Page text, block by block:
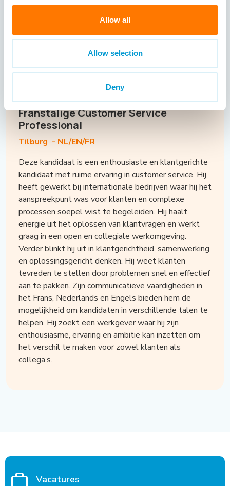
Allow all
Allow selection
Deny
de communicatie met klanten weet uit te dragen.
Momenteel is hij op zoek naar een nieuwe en
een internationaal georiënteerde organisatie.
Franstalige Customer Service
Professional
Tilburg - NL/EN/FR
Deze kandidaat is een enthousiaste en klantgerichte
kandidaat met ruime ervaring in customer service. Hij
heeft gewerkt bij internationale bedrijven waar hij het
aanspreekpunt was voor klanten en complexe
processen soepel wist te begeleiden. Hij haalt
energie uit het oplossen van klantvragen en werkt
graag in een open en collegiale werkomgeving.
Verder blinkt hij uit in klantgerichtheid, samenwerking
en oplossingsgericht denken. Hij weet klanten
tevreden te stellen door problemen snel en effectief
aan te pakken. Zijn communicatieve vaardigheden in
het Frans, Nederlands en Engels bieden hem de
mogelijkheid om kandidaten in verschillende talen te
helpen. Hij zoekt een werkgever waar hij zijn
enthousiasme, ervaring en ambitie kan inzetten om
het verschil te maken voor zowel klanten als
collega’s.
Vacatures